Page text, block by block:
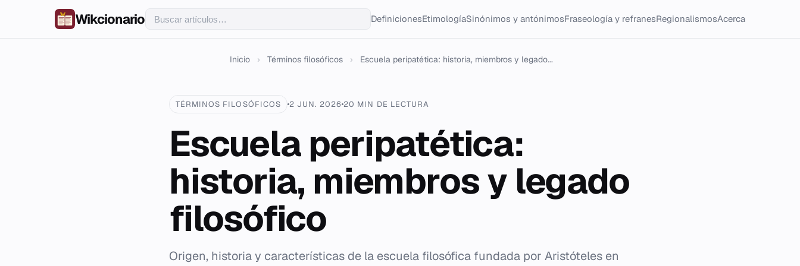
Wikcionario DefinicionesEtimologíaSinónimos y antónimosFraseología y refranesRegionalismosAcerca
Inicio › Términos filosóficos › Escuela peripatética: historia, miembros y legado...
TÉRMINOS FILOSÓFICOS 2 JUN. 202620 MIN DE LECTURA
Escuela peripatética:
historia, miembros y legado
filosófico
Origen, historia y características de la escuela filosófica fundada por Aristóteles en